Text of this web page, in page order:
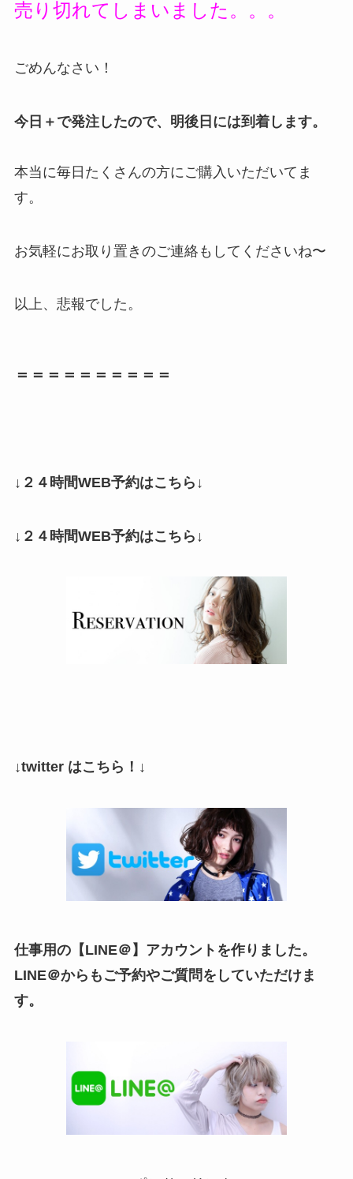
売り切れてしまいました。。。
ごめんなさい！
今日＋で発注したので、明後日には到着します。
本当に毎日たくさんの方にご購入いただいてま
す。
お気軽にお取り置きのご連絡もしてくださいね〜
以上、悲報でした。
＝＝＝＝＝＝＝＝＝＝
↓２４時間WEB予約はこちら↓
↓２４時間WEB予約はこちら↓
↓twitter はこちら！↓
仕事用の【LINE＠】アカウントを作りました。
LINE＠からもご予約やご質問をしていただけま
す。